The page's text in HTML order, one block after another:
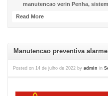
manutencao verin Penha,
Read More
Manutencao preventiva
Posted on 14 de julho de 2022 by admin in